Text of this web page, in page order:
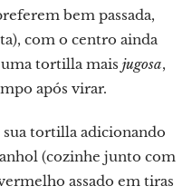
bem passada,
com o centro ainda
tortilla mais jugosa,
após virar.
tortilla adicionando
(cozinhe junto com
assado em tiras